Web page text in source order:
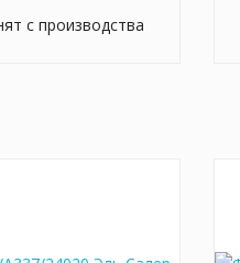
с производства